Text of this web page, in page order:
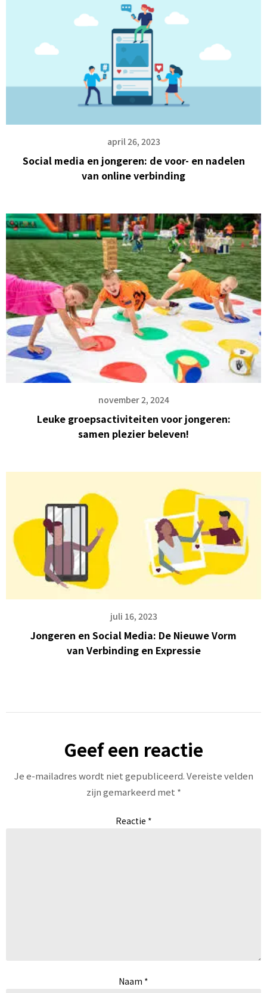
april 26, 2023
Social media en jongeren: de voor- en nadelen
van online verbinding
november 2, 2024
Leuke groepsactiviteiten voor jongeren:
samen plezier beleven!
juli 16, 2023
Jongeren en Social Media: De Nieuwe Vorm
van Verbinding en Expressie
Geef een reactie
Je e-mailadres wordt niet gepubliceerd.Vereiste velden
zijn gemarkeerd met *
Reactie *
Naam *